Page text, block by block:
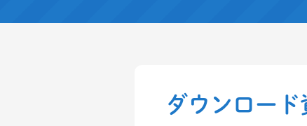
ダウンロー